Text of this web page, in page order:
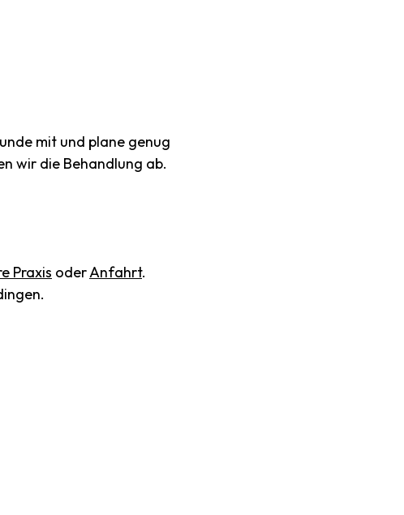
mit und plane genug
wir die Behandlung ab.
Praxis oderAnfahrt.